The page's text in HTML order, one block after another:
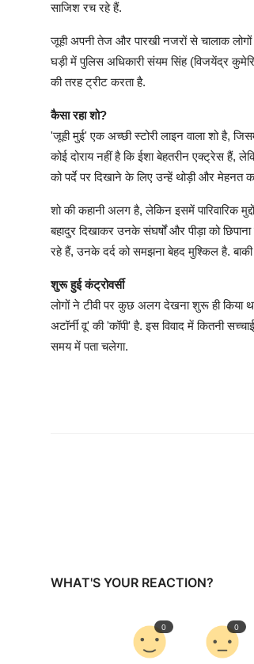
साजिश रच रहे हैं.
जूही अपनी तेज और पारखी नजरों से चालाक लोगों
घड़ी में पुलिस अधिकारी संयम सिंह (विजयेंद्र
की तरह ट्रीट करता है.
कैसा रहा शो?
'जूही मुई' एक अच्छी स्टोरी लाइन वाला शो है,
कोई दोराय नहीं है कि ईशा बेहतरीन एक्ट्रेस हैं,
को पर्दे पर दिखाने के लिए उन्हें थोड़ी और मेहनत
शो की कहानी अलग है, लेकिन इसमें पारिवारिक
बहादुर दिखाकर उनके संघर्षों और पीड़ा को
रहे हैं, उनके दर्द को समझना बेहद मुश्किल है. बाकी
शुरू हुई कंट्रोवर्सी
लोगों ने टीवी पर कुछ अलग देखना शुरू ही किया था
अटॉर्नी वू' की 'कॉपी' है. इस विवाद में कितनी
समय में पता चलेगा.
WHAT'S YOUR REACTION?
0 0